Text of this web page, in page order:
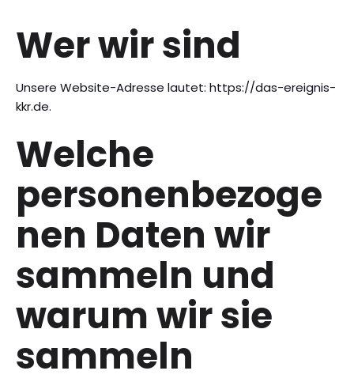
Wer wir sind
Unsere Website-Adresse lautet: https://das-ereignis-
kkr.de.
Welche
personenbezoge
nen Daten wir
sammeln und
warum wir sie
sammeln